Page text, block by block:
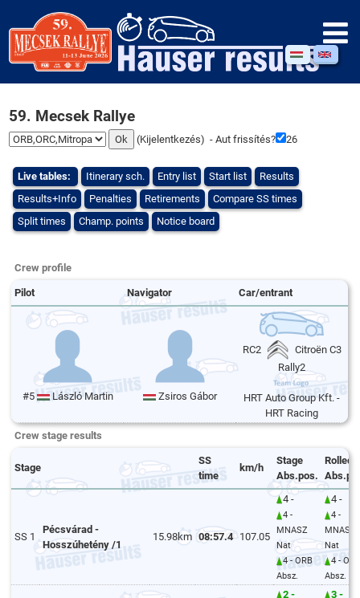
59. Mecsek Rallye
(Kijelentkezés) - Aut frissítés? 25
Live tables: Itinerary sch. Entry list Start list
Results
Results+Info
Penalties Retirements
Compare SS times
Split times
Champ. points Notice board
Crew profile
Pilot Navigator Car/entrant
#5 László Martin Zsiros Gábor
RC2
Citroën C3
Rally2
HRT Auto Group Kft. -
HRT Racing
Crew stage results
Stage
SS
time
km/h
Stage
Abs.pos.
Rolled
SS 1
Pécsvárad -
Hosszúhetény /1
15.98km 08:57.4 107.05
4 -
4 -
MNASZ
Nat
4 - ORB
Absz.
4 -
4 -
MNASZ
Nat
4 -
Absz.
2 - 3 -